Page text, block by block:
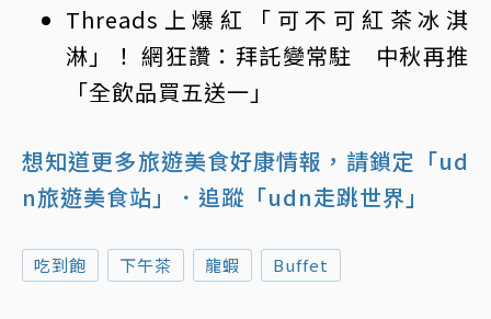
Threads上爆紅「可不可紅茶冰淇
淋」！ 網狂讚：拜託變常駐 中秋再推
「全飲品買五送一」
想知道更多旅遊美食好康情報，請鎖定「ud
n旅遊美食站」
．追蹤「udn走跳世界」
吃到飽 下午茶 龍蝦 Buffet